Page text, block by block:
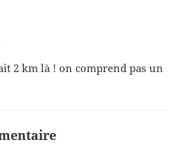
2 km là ! on comprend pas un